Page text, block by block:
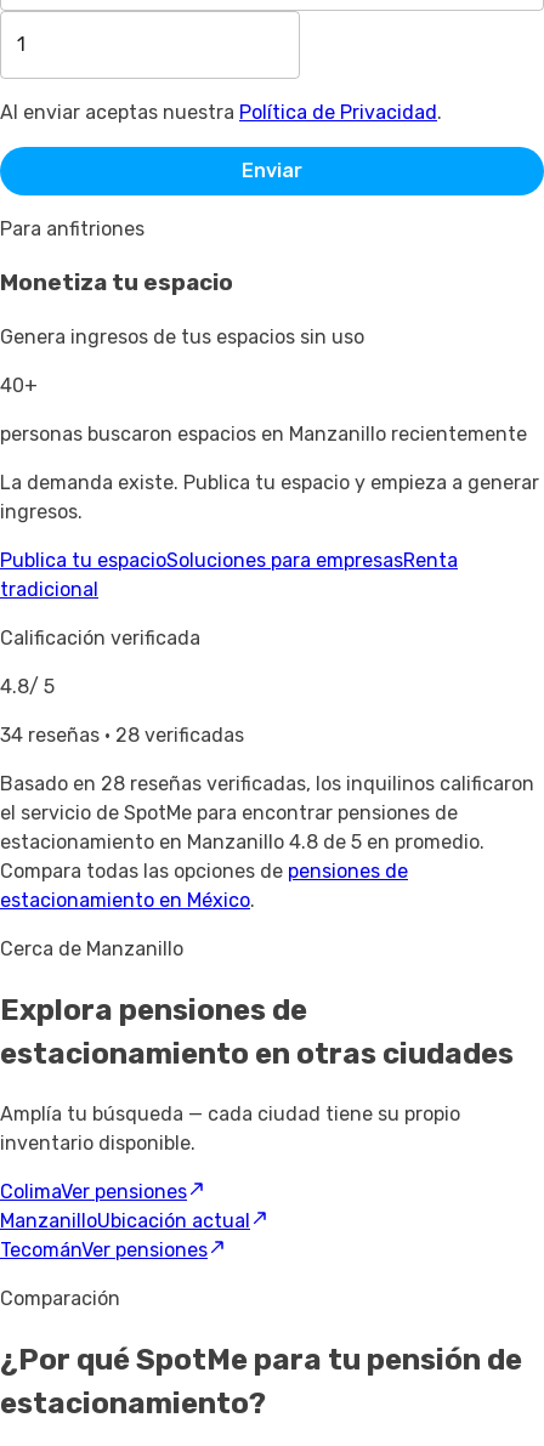
Al enviar aceptas nuestra Política de Privacidad.
Enviar
Para anfitriones
Monetiza tu espacio
Genera ingresos de tus espacios sin uso
40+
personas buscaron espacios en Manzanillo recientemente
La demanda existe. Publica tu espacio y empieza a generar
ingresos.
Publica tu espacioSoluciones para empresasRenta
tradicional
Calificación verificada
4.8/ 5
34 reseñas · 28 verificadas
Basado en 28 reseñas verificadas, los inquilinos calificaron
el servicio de SpotMe para encontrar pensiones de
estacionamiento en Manzanillo 4.8 de 5 en promedio.
Compara todas las opciones de pensiones de
estacionamiento en México.
Cerca de Manzanillo
Explora pensiones de
estacionamiento en otras ciudades
Amplía tu búsqueda — cada ciudad tiene su propio
inventario disponible.
ColimaVer pensiones
ManzanilloUbicación actual
TecománVer pensiones
Comparación
¿Por qué SpotMe para tu pensión de
estacionamiento?